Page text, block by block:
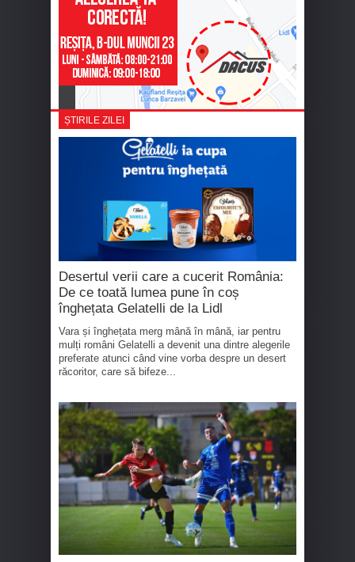
ȘTIRILE ZILEI
Desertul verii care a cucerit România:
De ce toată lumea pune în coș
înghețata Gelatelli de la Lidl
Vara și înghețata merg mână în mână, iar pentru
mulți români Gelatelli a devenit una dintre alegerile
preferate atunci când vine vorba despre un desert
răcoritor, care să bifeze...